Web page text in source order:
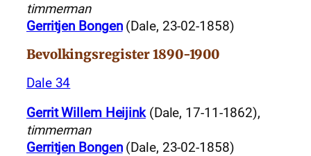
timmerman
Gerritjen Bongen(Dale, 23-02-1858)
Bevolkingsregister 1890-1900
Dale 34
Gerrit Willem Heijink(Dale, 17-11-1862),
timmerman
Gerritjen Bongen(Dale, 23-02-1858)